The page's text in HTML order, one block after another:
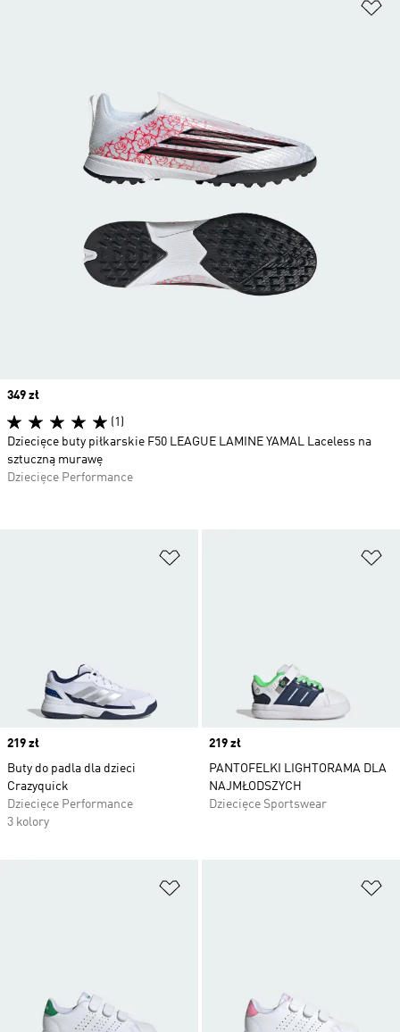
Price
219 zł
Buty do padla dla dzieci
Crazyquick
Dziecięce Performance
3 kolory
Price
219 zł
PANTOFELKI LIGHTORAMA DLA
NAJMŁODSZYCH
Dziecięce Sportswear
Price
349 zł
(1)
Dziecięce buty piłkarskie F50 LEAGUE LAMINE YAMAL Laceless na
sztuczną murawę
Dziecięce Performance